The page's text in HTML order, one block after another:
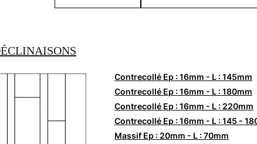
Contrecollé Ep : 16mm - L : 145mm
Contrecollé Ep : 16mm - L : 180mm
Contrecollé Ep : 16mm - L : 220mm
Contrecollé Ep : 16mm - L : 145 -
Massif Ep : 20mm - L : 70mm